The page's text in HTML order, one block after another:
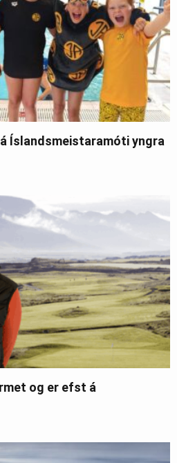
Íslandsmeistaramóti yngra
og er efst á